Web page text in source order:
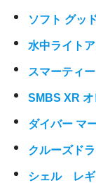
ソフト グッ
水中ライト
スマーティ
SMBS XR
ダイバー マ
クルーズド
シェル レ